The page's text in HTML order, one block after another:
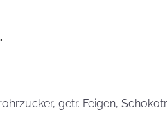
getr. Feigen,